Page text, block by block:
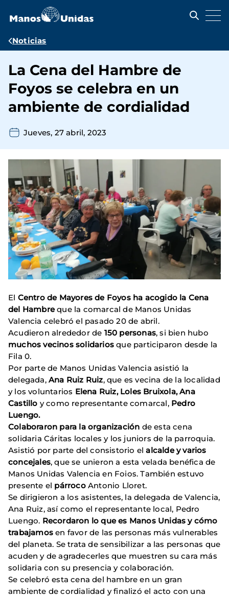
contenido
Ruta
navegación
Noticias
La Cena del Hambre de
Foyos se celebra en un
ambiente de cordialidad
Jueves, 27 abril, 2023
El Centro de Mayores de Foyos ha acogido la Cena
del Hambreque la comarcal de Manos Unidas
Valencia celebró el pasado 20 de abril.
Acudieron alrededor de 150 personas, si bien hubo
muchos vecinos solidariosque participaron desde la
Fila 0.
Por parte de Manos Unidas Valencia asistió la
delegada, Ana Ruiz Ruiz, que es vecina de la localidad
y los voluntarios Elena Ruiz, Loles Bruixola, Ana
Castillo y como representante comarcal, Pedro
Luengo.
Colaboraron para la organización de esta cena
solidaria Cáritas locales y los juniors de la parroquia.
Asistió por parte del consistorio elalcalde y varios
concejales, que se unieron a esta velada benéfica de
Manos Unidas Valencia en Foios. También estuvo
presente el párrocoAntonio Lloret.
Se dirigieron a los asistentes, la delegada de Valencia,
Ana Ruiz, así como el representante local, Pedro
Luengo. Recordaron lo que es Manos Unidas y cómo
trabajamos en favor de las personas más vulnerables
del planeta. Se trata de sensibilizar a las personas que
acuden y de agradecerles que muestren su cara más
solidaria con su presencia y colaboración.
Se celebró esta cena del hambre en un gran
ambiente de cordialidad y finalizó el acto con una